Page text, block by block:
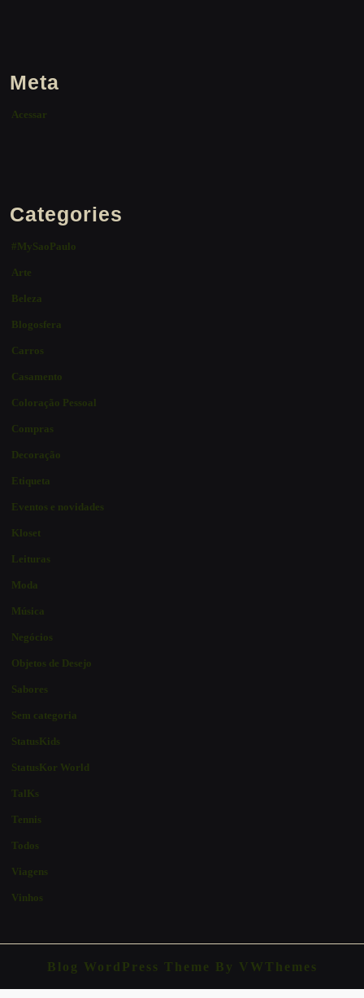
Meta
Acessar
Categories
#MySaoPaulo
Arte
Beleza
Blogosfera
Carros
Casamento
Coloração Pessoal
Compras
Decoração
Etiqueta
Eventos e novidades
Kloset
Leituras
Moda
Música
Negócios
Objetos de Desejo
Sabores
Sem categoria
StatusKids
StatusKor World
TalKs
Tennis
Todos
Viagens
Vinhos
Blog WordPress Theme By VWThemes